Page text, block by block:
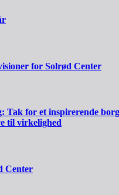
for Solrød Center
Tak for et inspirerende
til virkelighed
Center